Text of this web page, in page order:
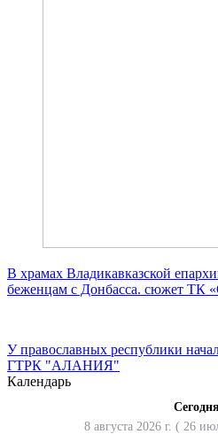
В храмах Владикавказской
беженцам с Донбасса. сюжет ТК
У православных республики
ГТРК "АЛАНИЯ"
Календарь
8 августа 2026 г. ( 26